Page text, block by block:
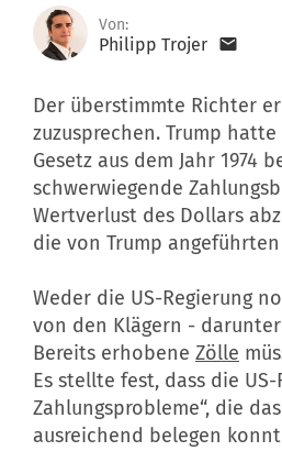
Von:
Philipp Trojer
Der überstimmte Richter
zuzusprechen. Trump
Gesetz aus dem Jahr 1974
schwerwiegende
Wertverlust des Dollars
die von Trump
Weder die US-Regierung
von den Klägern -
Bereits erhobene Zölle
Es stellte fest, dass die
Zahlungsprobleme“, die
ausreichend belegen